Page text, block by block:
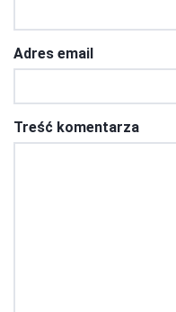
Adres email
Treść komentarza